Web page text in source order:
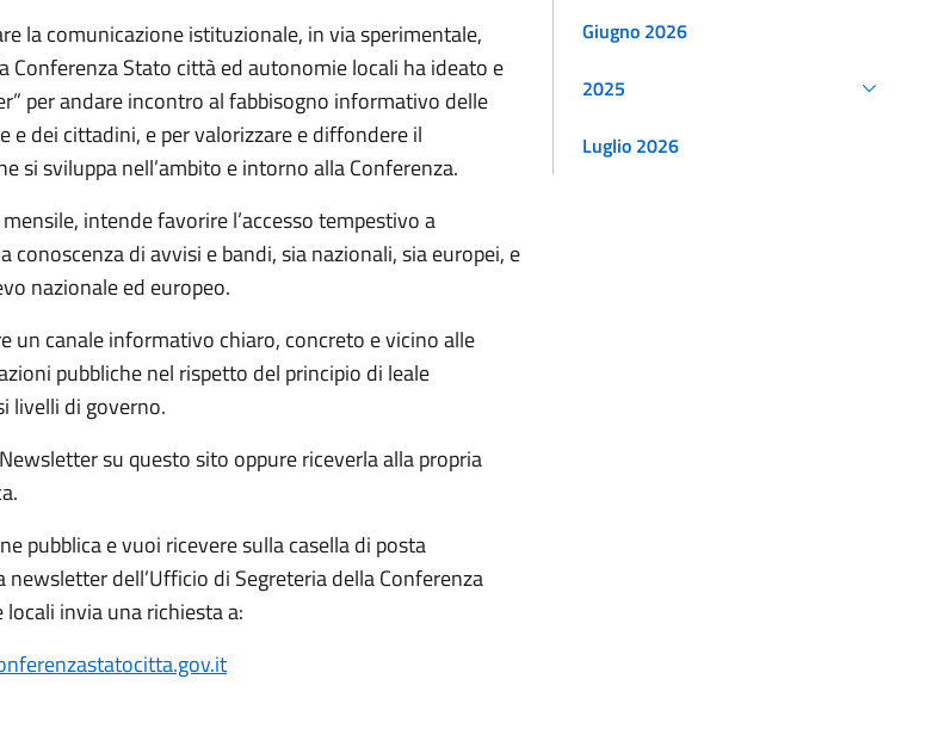
la comunicazione istituzionale, in via sperimentale,
Conferenza Stato città ed autonomie locali ha ideato e
per andare incontro al fabbisogno informativo delle
e dei cittadini, e per valorizzare e diffondere il
si sviluppa nell’ambito e intorno alla Conferenza.
intende favorire l’accesso tempestivo a
conoscenza di avvisi e bandi, sia nazionali, sia europei, e
nazionale ed europeo.
un canale informativo chiaro, concreto e vicino alle
pubbliche nel rispetto del principio di leale
livelli di governo.
su questo sito oppure riceverla alla propria
pubblica e vuoi ricevere sulla casella di posta
dell’Ufficio di Segreteria della Conferenza
invia una richiesta a:
Giugno 2026
2025
Luglio 2026